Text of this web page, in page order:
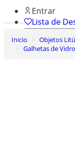
Entrar
Lista de
0
Carrinho de
Inicio Objetos
Galhetas de Vidro